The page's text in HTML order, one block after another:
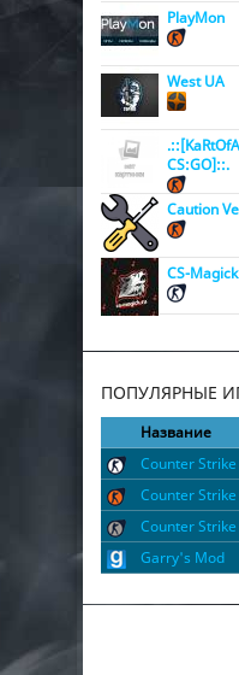
PlayMon
West UA
CS:GO]::.
Caution
CS-Magick
ПОПУЛЯРНЫЕ
Название
Counter Strike
Counter
Counter
Garry's Mod